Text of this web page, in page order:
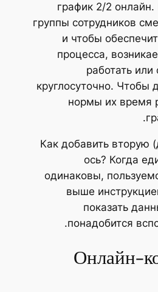
график 2/2
группы сотрудников
и чтобы
процесса,
работать или
круглосуточно. Чтобы
нормы их время
Как добавить вторую
ось? Когда
одинаковы,
выше
показать
понадобится
Онлайн-